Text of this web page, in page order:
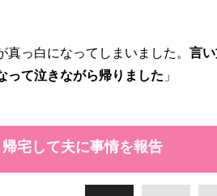
真っ白になってしまいました。 言
って泣きながら帰りました 」
帰宅して夫に事情を報告